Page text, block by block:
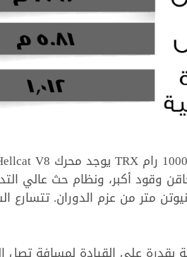
ﻫﻴﻨﻴﺴﻲ ﻋﺎﻟﻲ ﺍﻟﺘﺪﻓﻖ ﺳﻌﺔ 2.65 ﻟﺘﺮ، ﻭﺣﺎﻗﻦ ﻭﻗﻮﺩ ﺃﻛﺒﺮ،